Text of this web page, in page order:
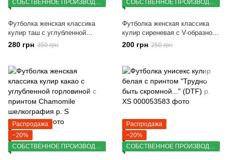
Футболка женская классика
кулир таш с углубленной
горловиной с принтом
Chamomile шелкография р. S
280 грн 350 грн
Футболка женская классика
кулир сиреневая с V-образной
горловиной с принтом Moon
Unicorn р. S
200 грн 250 грн
Распродажа
−20%
Распродажа
−20%